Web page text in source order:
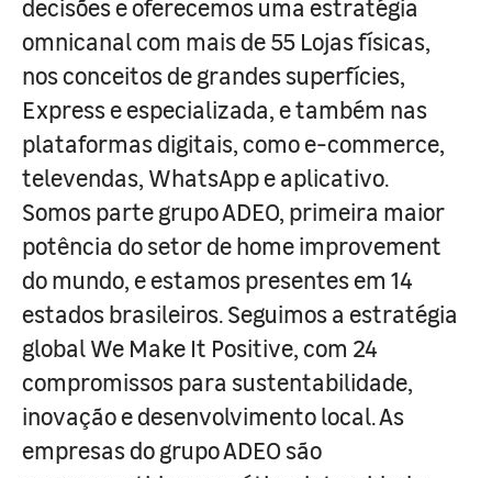
decisões e oferecemos uma estratégia
omnicanal com mais de 55 Lojas físicas,
nos conceitos de grandes superfícies,
Express e especializada, e também nas
plataformas digitais, como e-commerce,
televendas, WhatsApp e aplicativo.
Somos parte grupo ADEO, primeira maior
potência do setor de home improvement
do mundo, e estamos presentes em 14
estados brasileiros. Seguimos a estratégia
global We Make It Positive, com 24
compromissos para sustentabilidade,
inovação e desenvolvimento local. As
empresas do grupo ADEO são